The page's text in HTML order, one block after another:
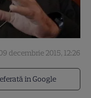
în Google
decembrie 2015, 12:26